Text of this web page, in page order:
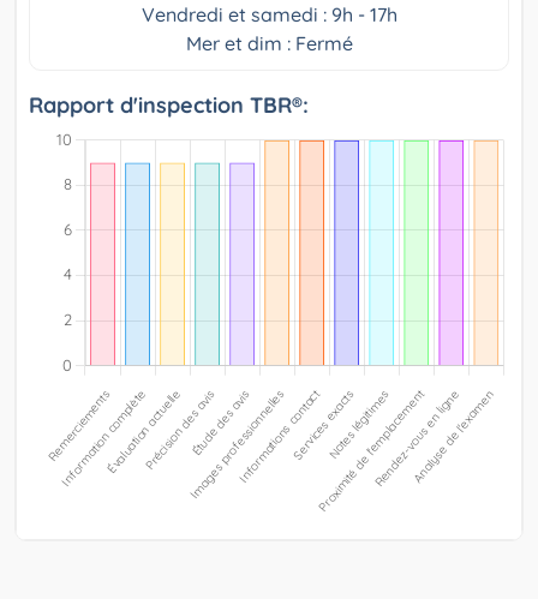
Vendredi et samedi : 9h - 17h
Mer et dim : Fermé
Rapport d'inspection TBR®: